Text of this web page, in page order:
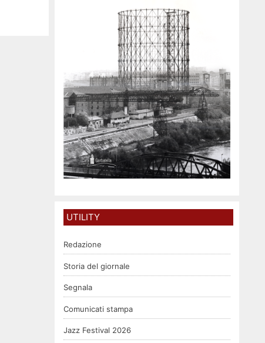
UTILITY
Redazione
Storia del giornale
Segnala
Comunicati stampa
Jazz Festival 2026